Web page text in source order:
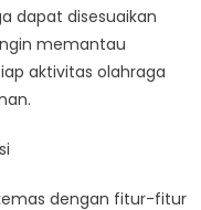
dapat disesuaikan
memantau
aktivitas olahraga
dengan fitur-fitur